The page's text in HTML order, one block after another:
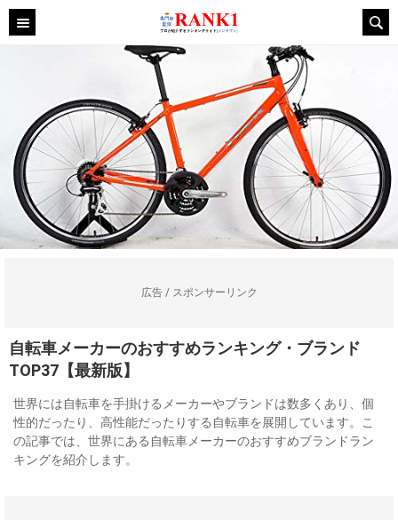
広告 / スポンサーリンク
自転車メーカーのおすすめランキング・ブランド
TOP37【最新版】
世界には自転車を手掛けるメーカーやブランドは数多くあり、個
性的だったり、高性能だったりする自転車を展開しています。こ
の記事では、世界にある自転車メーカーのおすすめブランドラン
キングを紹介します。